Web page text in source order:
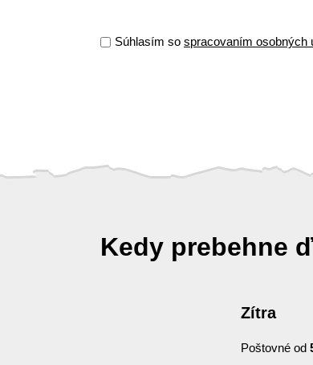
Súhlasím so spracovaním osobných
Kedy prebehne
Zítra
Poštovné od